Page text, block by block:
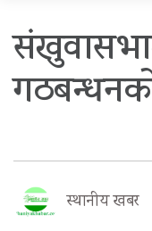
स्थानीय खबर